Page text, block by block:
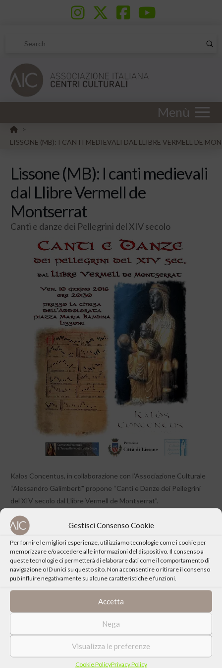
Gestisci Consenso Cookie
Per fornire le migliori esperienze, utilizziamo tecnologie come i cookie per
memorizzare e/o accedere alle informazioni del dispositivo. Il consenso a
queste tecnologie ci permetterà di elaborare dati come il comportamento di
navigazione o ID unici su questo sito. Non acconsentire o ritirare il consenso
può influire negativamente su alcune caratteristiche e funzioni.
Accetta
Nega
Visualizza le preferenze
Cookie PolicyPrivacy Policy
Search
Menù
HOME
>
LISSONE (MB): I CANTI MEDIEVALI DAL LLIBRE VERMELL DE
Lissone (MB): I canti medievali
dal Llibre Vermell de
Montserrat
Canti e danze dei Pellegrini del XIV secolo
Kalos Concentus, in collaborazione con l’Associazione Culturale
“Alessandro Galimberti” propone “Canti e Danze dei Pellegrini
del XIV secolo dal Llibre Vermell de Montserrat”.
CONDIVIDI QUESTO EVENTO